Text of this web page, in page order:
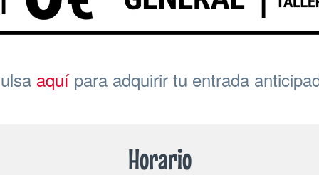
aquípara adquirir tu entrada
Horario